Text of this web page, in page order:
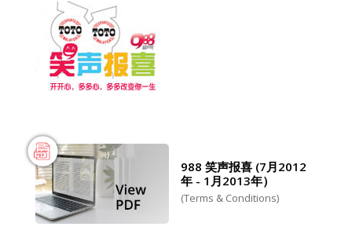
988 笑声报喜 (7月2012
年 - 1月2013年）
(Terms & Conditions)